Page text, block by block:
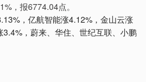
，报6774.04点。
，亿航智能涨4.12%，金山云涨
，蔚来、华住、世纪互联、小鹏